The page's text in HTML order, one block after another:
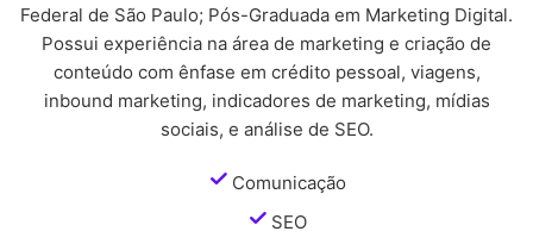
Federal de São Paulo; Pós-Graduada em Marketing Digital.
Possui experiência na área de marketing e criação de
conteúdo com ênfase em crédito pessoal, viagens,
inbound marketing, indicadores de marketing, mídias
sociais, e análise de SEO.
Comunicação
SEO